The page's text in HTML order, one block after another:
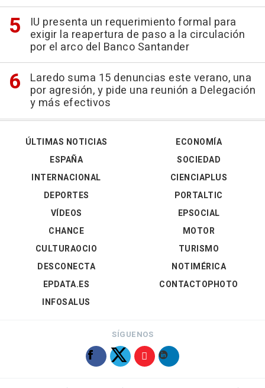
IU presenta un requerimiento formal para
exigir la reapertura de paso a la circulación
por el arco del Banco Santander
Laredo suma 15 denuncias este verano, una
por agresión, y pide una reunión a Delegación
y más efectivos
ÚLTIMAS NOTICIAS
ESPAÑA
INTERNACIONAL
DEPORTES
VÍDEOS
ECONOMÍA
SOCIEDAD
CIENCIAPLUS
PORTALTIC
EPSOCIAL
CHANCE
CULTURAOCIO
DESCONECTA
EPDATA.ES
INFOSALUS
MOTOR
TURISMO
NOTIMÉRICA
CONTACTOPHOTO
SÍGUENOS